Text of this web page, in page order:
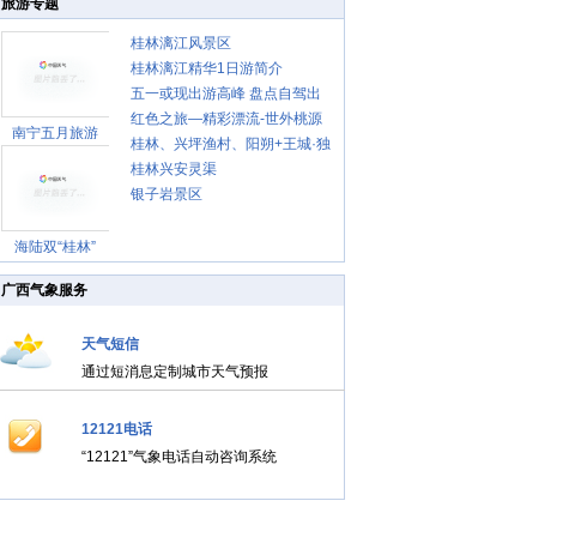
旅游专题
南宁五月旅游
海陆双“桂林”
桂林漓江风景区
桂林漓江精华1日游简介
五一或现出游高峰 盘点自驾出
行八大注意事项
红色之旅—精彩漂流-世外桃源
桂林、兴坪渔村、阳朔+王城·独
秀峰 精华游
桂林兴安灵渠
银子岩景区
广西气象服务
天气短信
通过短消息定制城市天气预报
12121电话
“12121”气象电话自动咨询系统